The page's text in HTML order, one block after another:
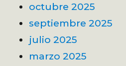
octubre 2025
septiembre 2025
julio 2025
marzo 2025